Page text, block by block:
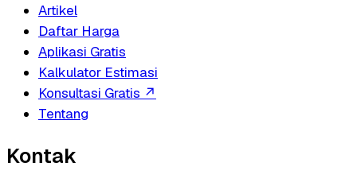
Artikel
Daftar Harga
Aplikasi Gratis
Kalkulator Estimasi
Konsultasi Gratis ↗
Tentang
Kontak